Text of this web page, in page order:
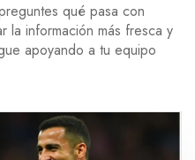
qué pasa con
la información más fresca y
apoyando a tu equipo